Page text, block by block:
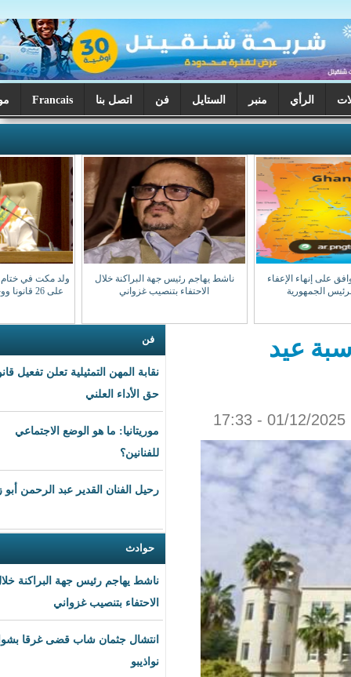
الستايل فن اتصل بنا Francais موريتانيا اليوم
ناشط يهاجم رئيس جهة البراكنة خلال
الاحتفاء بتنصيب غزواني
ولد مكت في ختام دورة البرلمان: صادقنا
على 26 قانونا ووجهنا 28 سؤالا للوزراء
نقابة المهن التمثيلية تعلن تفعيل قانون
موريتانيا: ما هو الوضع الاجتماعي
للفنانين؟
رحيل الفنان القدير عبد الرحمن أبو زهرة
حوادث
ناشط يهاجم رئيس جهة البراكنة خلال
الاحتفاء بتنصيب غزواني
انتشال جثمان شاب قضى غرقا بشواطئ
نواذيبو